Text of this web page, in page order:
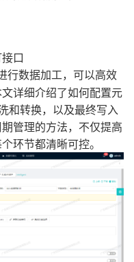
口
行数据加工，可以高效
详细介绍了如何配置元
和转换，以及最终写入
管理的方法，不仅提高
环节都清晰可控。